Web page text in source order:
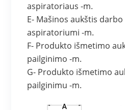
aspiratoriaus -m.
E- Mašinos aukštis
aspiratoriumi -m.
F- Produkto išmetimo
pailginimo -m.
G- Produkto išmetimo
pailginimu -m.